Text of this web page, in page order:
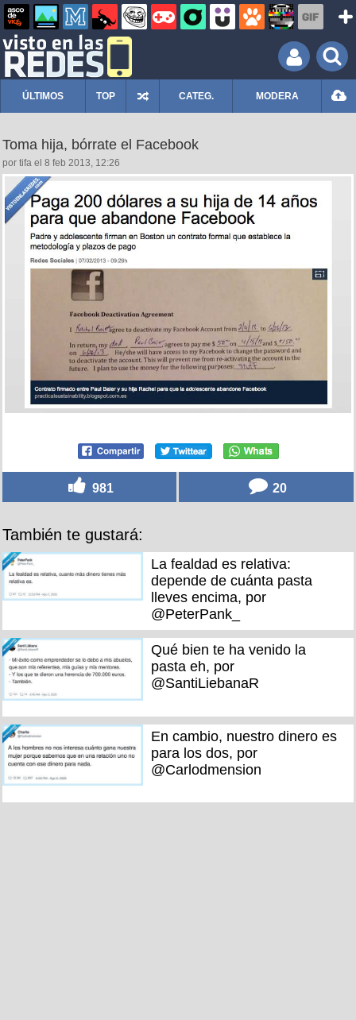
ÚLTIMOS TOP CATEG. MODERA
Toma hija, bórrate el Facebook
por tifa el 8 feb 2013, 12:26
981 20
También te gustará:
La fealdad es relativa:
depende de cuánta pasta
lleves encima, por
@PeterPank_
Qué bien te ha venido la
pasta eh, por
@SantiLiebanaR
En cambio, nuestro dinero es
para los dos, por
@Carlodmension